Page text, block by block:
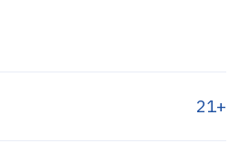
21+